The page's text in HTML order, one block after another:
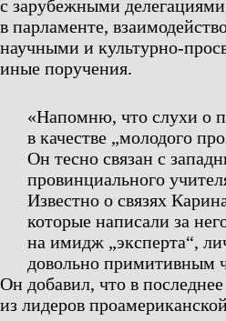
с зарубежными
в парламенте,
научными и культурно-
иные поручения.
«Напомню, что слухи о
в качестве „молодого
Он тесно связан с
провинциального
Известно о связях
которые написали за
на имидж „эксперта“,
довольно примитивным
Он добавил, что в
из лидеров